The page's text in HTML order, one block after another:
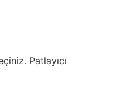
Patlayıcı